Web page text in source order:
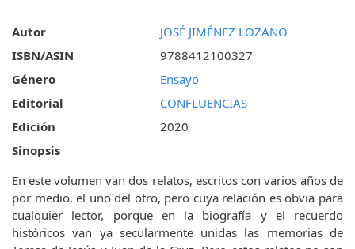
Autor
JOSÉ JIMÉNEZ LOZANO
ISBN/ASIN
9788412100327
Género
Ensayo
Editorial
CONFLUENCIAS
Edición
2020
Sinopsis
En este volumen van dos relatos, escritos con varios años de
por medio, el uno del otro, pero cuya relación es obvia para
cualquier lector, porque en la biografía y el recuerdo
históricos van ya secularmente unidas las memorias de